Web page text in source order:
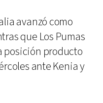
avanzó como
que Los Pumas
posición producto
ante Kenia y